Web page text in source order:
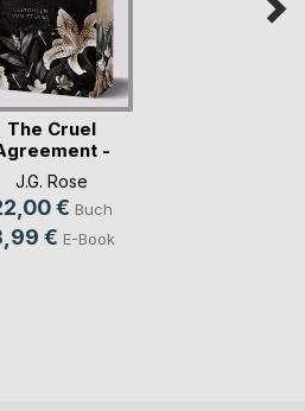
The Cruel
-
vo(...)
J.G. Rose
€ Buch
€ E-Book